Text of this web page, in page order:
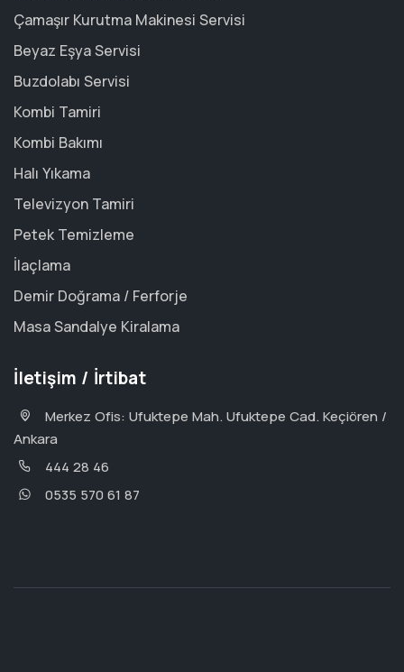
Çamaşır Kurutma Makinesi Servisi
Beyaz Eşya Servisi
Buzdolabı Servisi
Kombi Tamiri
Kombi Bakımı
Halı Yıkama
Televizyon Tamiri
Petek Temizleme
İlaçlama
Demir Doğrama / Ferforje
Masa Sandalye Kiralama
İletişim / İrtibat
Merkez Ofis: Ufuktepe Mah. Ufuktepe Cad. Keçiören /
Ankara
444 28 46
0535 570 61 87